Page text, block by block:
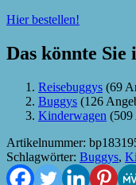
Hier bestellen!
Das könnte Sie
Reisebuggys (69
Buggys (126
Kinderwagen (509
Artikelnummer:
Schlagwörter: Buggys,